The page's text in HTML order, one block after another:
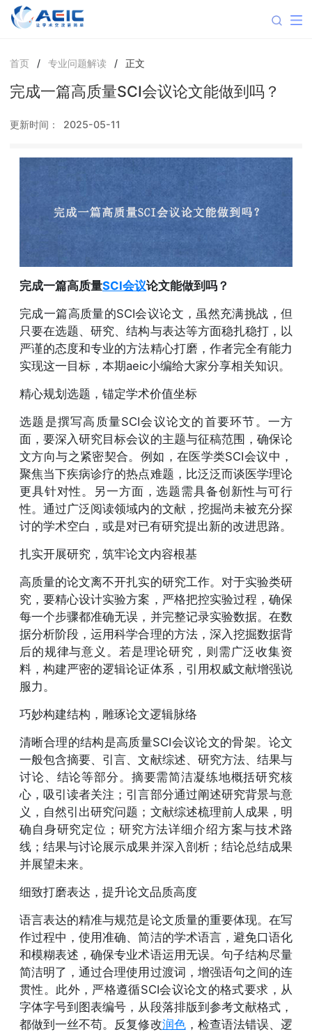
首页 / 专业问题解读 / 正文
完成一篇高质量SCI会议论文能做到吗？
更新时间： 2025-05-11
完成一篇高质量SCI会议论文能做到吗？
完成一篇高质量的SCI会议论文，虽然充满挑战，但
只要在选题、研究、结构与表达等方面稳扎稳打，以
严谨的态度和专业的方法精心打磨，作者完全有能力
实现这一目标，本期aeic小编给大家分享相关知识。
精心规划选题，锚定学术价值坐标
选题是撰写高质量SCI会议论文的首要环节。一方
面，要深入研究目标会议的主题与征稿范围，确保论
文方向与之紧密契合。例如，在医学类SCI会议中，
聚焦当下疾病诊疗的热点难题，比泛泛而谈医学理论
更具针对性。另一方面，选题需具备创新性与可行
性。通过广泛阅读领域内的文献，挖掘尚未被充分探
讨的学术空白，或是对已有研究提出新的改进思路。
扎实开展研究，筑牢论文内容根基
高质量的论文离不开扎实的研究工作。对于实验类研
究，要精心设计实验方案，严格把控实验过程，确保
每一个步骤都准确无误，并完整记录实验数据。在数
据分析阶段，运用科学合理的方法，深入挖掘数据背
后的规律与意义。若是理论研究，则需广泛收集资
料，构建严密的逻辑论证体系，引用权威文献增强说
服力。
巧妙构建结构，雕琢论文逻辑脉络
清晰合理的结构是高质量SCI会议论文的骨架。论文
一般包含摘要、引言、文献综述、研究方法、结果与
讨论、结论等部分。摘要需简洁凝练地概括研究核
心，吸引读者关注；引言部分通过阐述研究背景与意
义，自然引出研究问题；文献综述梳理前人成果，明
确自身研究定位；研究方法详细介绍方案与技术路
线；结果与讨论展示成果并深入剖析；结论总结成果
并展望未来。
细致打磨表达，提升论文品质高度
语言表达的精准与规范是论文质量的重要体现。在写
作过程中，使用准确、简洁的学术语言，避免口语化
和模糊表述，确保专业术语运用无误。句子结构尽量
简洁明了，通过合理使用过渡词，增强语句之间的连
贯性。此外，严格遵循SCI会议论文的格式要求，从
字体字号到图表编号，从段落排版到参考文献格式，
都做到一丝不苟。反复修改润色，检查语法错误、逻